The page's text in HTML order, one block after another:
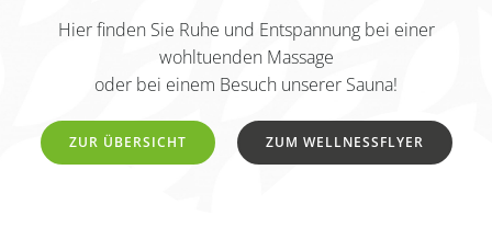
Hier finden Sie Ruhe und Entspannung bei einer
wohltuenden Massage
oder bei einem Besuch unserer Sauna!
ZUR ÜBERSICHT ZUM WELLNESSFLYER